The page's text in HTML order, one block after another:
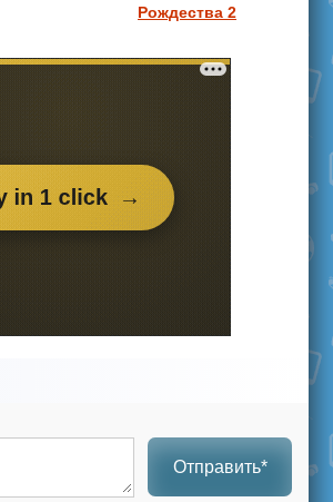
Рождества 2
Отправить*